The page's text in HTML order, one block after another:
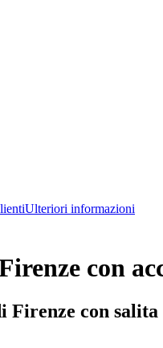
Ulteriori informazioni
con
Firenze con